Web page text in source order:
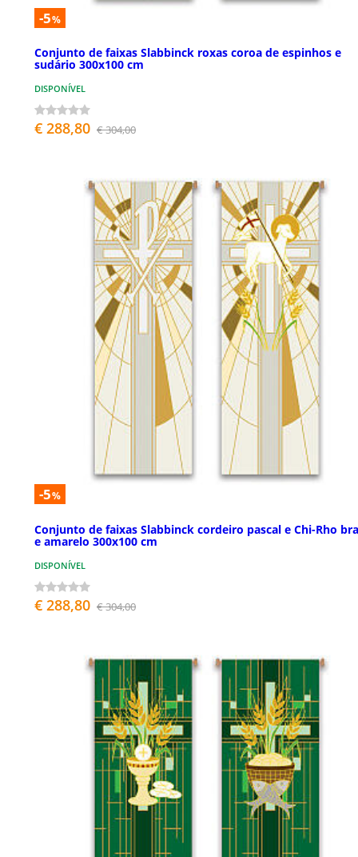
-5%
Conjunto de faixas Slabbinck roxas coroa de espinhos e
sudário 300x100 cm
DISPONÍVEL
€ 288,80 € 304,00
-5%
Conjunto de faixas Slabbinck cordeiro pascal e Chi-Rho
e amarelo 300x100 cm
DISPONÍVEL
€ 288,80 € 304,00